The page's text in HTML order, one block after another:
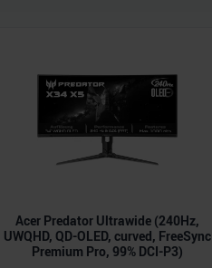
Acer Predator Ultrawide (240Hz,
UWQHD, QD-OLED, curved, FreeSync
Premium Pro, 99% DCI-P3)